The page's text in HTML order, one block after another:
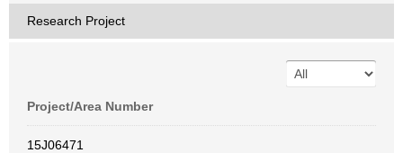
Research Project
Project/Area Number
15J06471